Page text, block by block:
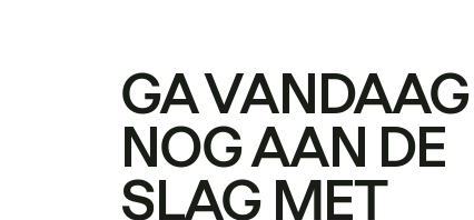
GA VANDAAG
NOG AAN DE
SLAG MET